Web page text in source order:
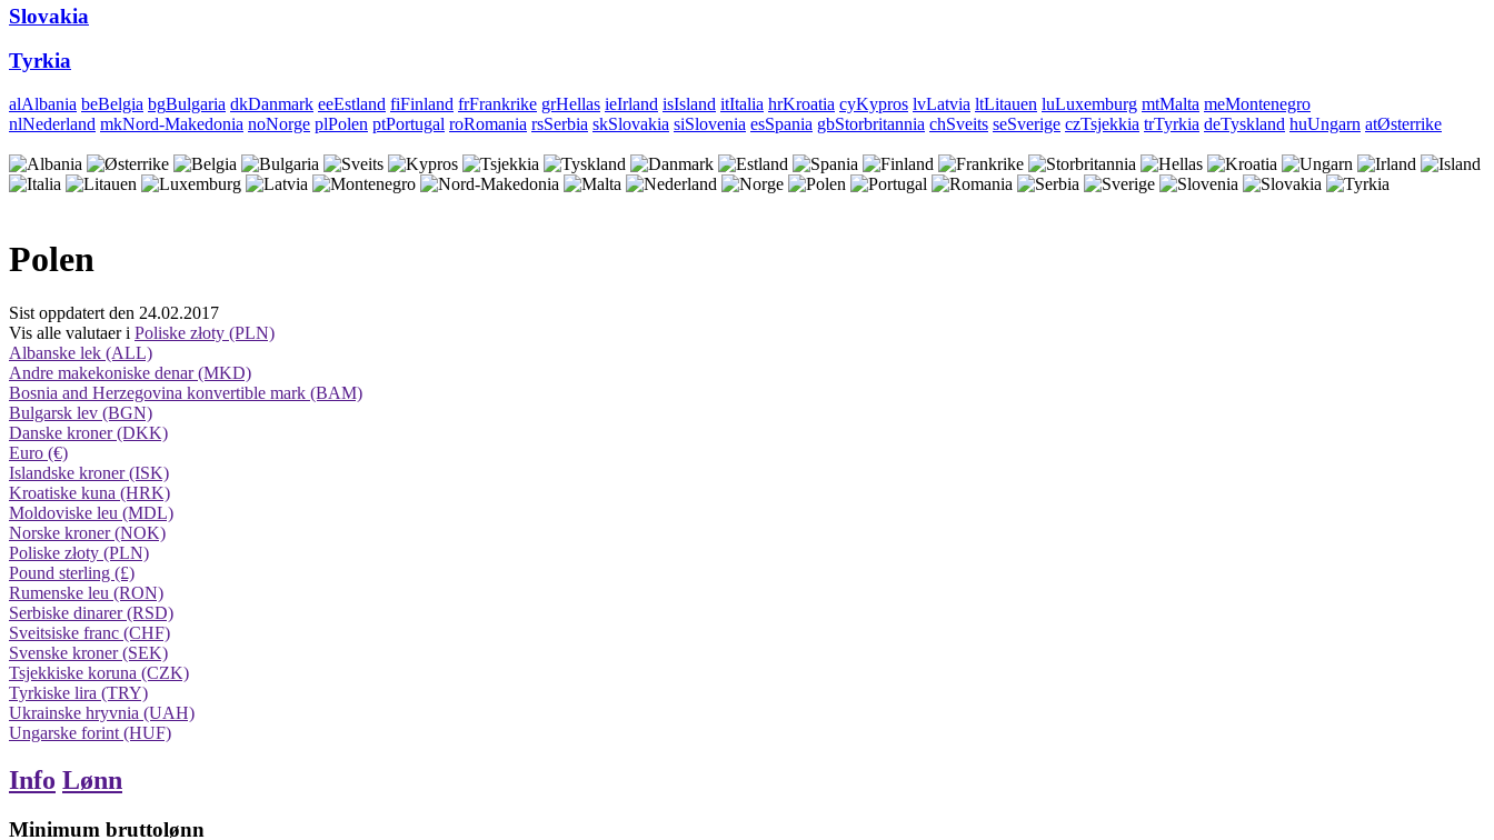
Slovakia
Tyrkia
alAlbania beBelgia bgBulgaria dkDanmark eeEstland fiFinland frFrankrike grHellas ieIrland isIsland itItalia hrKroatia cyKypros lvLatvia ltLitauen luLuxemburg mtMalta meMontenegro
nlNederland mkNord-Makedonia noNorge plPolen ptPortugal roRomania rsSerbia skSlovakia siSlovenia esSpania gbStorbritannia chSveits seSverige czTsjekkia trTyrkia deTyskland huUngarn atØsterrike
Polen
Sist oppdatert den 24.02.2017
Vis alle valutaer i Poliske złoty (PLN)
Albanske lek (ALL)
Andre makekoniske denar (MKD)
Bosnia and Herzegovina konvertible mark (BAM)
Bulgarsk lev (BGN)
Danske kroner (DKK)
Euro (€)
Islandske kroner (ISK)
Kroatiske kuna (HRK)
Moldoviske leu (MDL)
Norske kroner (NOK)
Poliske złoty (PLN)
Pound sterling (£)
Rumenske leu (RON)
Serbiske dinarer (RSD)
Sveitsiske franc (CHF)
Svenske kroner (SEK)
Tsjekkiske koruna (CZK)
Tyrkiske lira (TRY)
Ukrainske hryvnia (UAH)
Ungarske forint (HUF)
Info Lønn
Minimum bruttolønn